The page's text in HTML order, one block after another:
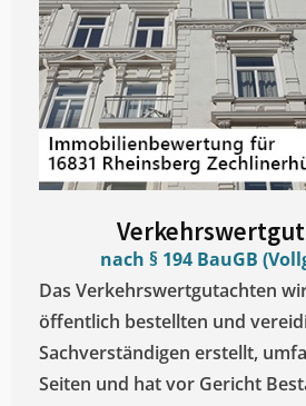
nach § 194 BauGB
Das Verkehrswertgutachten
öffentlich bestellten und
Sachverständigen erstellt,
Seiten und hat vor Gericht